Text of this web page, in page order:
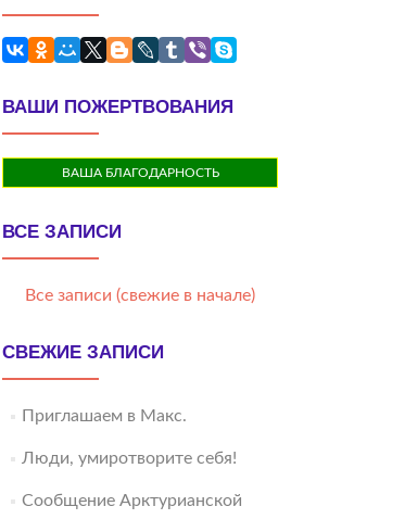
ВАШИ ПОЖЕРТВОВАНИЯ
ВАША БЛАГОДАРНОСТЬ
ВСЕ ЗАПИСИ
Все записи (свежие в начале)
СВЕЖИЕ ЗАПИСИ
Приглашаем в Макс.
Люди, умиротворите себя!
Сообщение Арктурианской